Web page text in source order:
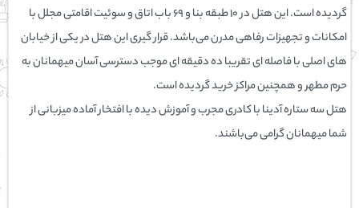
گردیده است. این هتل در ۱۰ طبقه بنا و ۶۹ باب اتاق و سوئیت اقامتی مجلل با
امکانات و تجهیزات رفاهی مدرن می‌باشد. قرار گیری این هتل در یکی از خیابان
های اصلی با فاصله ای تقریبا ده دقیقه ای موجب دسترسی آسان میهمانان به
حرم مطهر و همچنین مراکز خرید گردیده است.
هتل سه ستاره آدینا با کادری مجرب و آموزش دیده با افتخار آماده میزبانی از
شما میهمانان گرامی می‌باشند.